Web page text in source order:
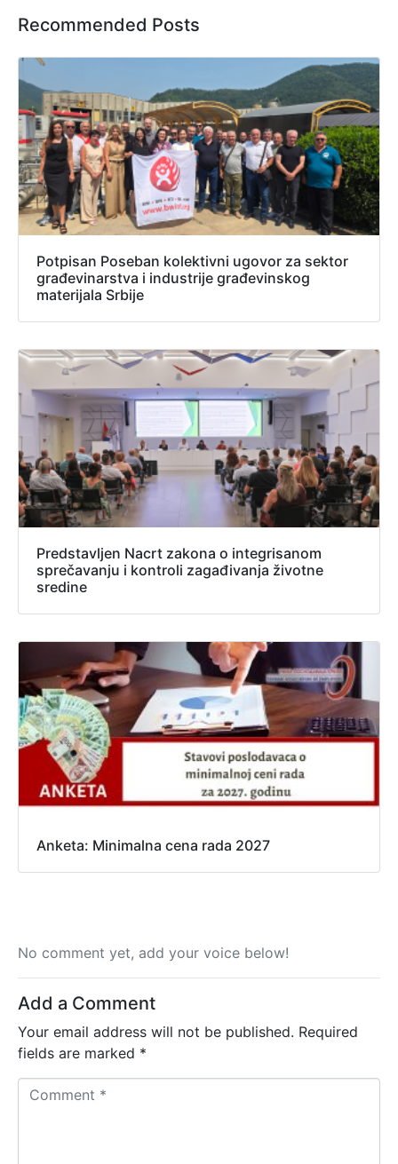
Recommended Posts
Potpisan Poseban kolektivni ugovor za sektor
građevinarstva i industrije građevinskog
materijala Srbije
Predstavljen Nacrt zakona o integrisanom
sprečavanju i kontroli zagađivanja životne
sredine
Anketa: Minimalna cena rada 2027
No comment yet, add your voice below!
Add a Comment
Your email address will not be published. Required
fields are marked *